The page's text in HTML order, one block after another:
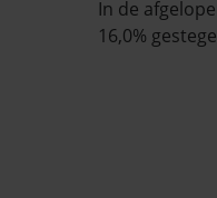
In de
16,0%